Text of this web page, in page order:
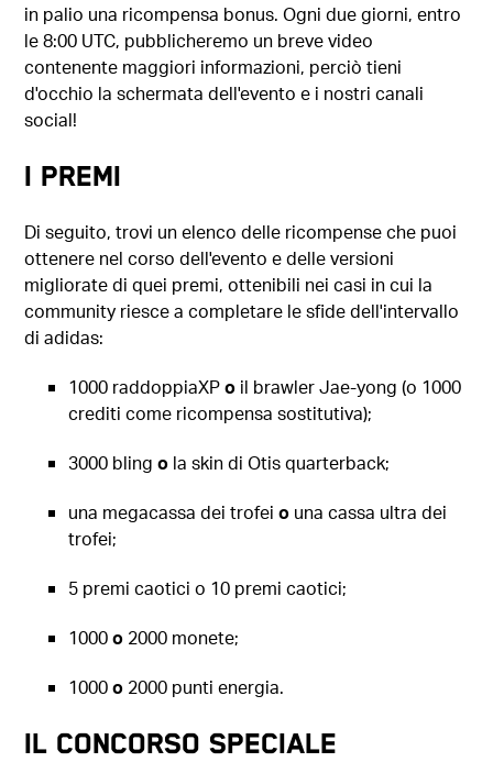
in palio una ricompensa bonus. Ogni due giorni, entro
le 8:00 UTC, pubblicheremo un breve video
contenente maggiori informazioni, perciò tieni
d'occhio la schermata dell'evento e i nostri canali
social!
I PREMI
Di seguito, trovi un elenco delle ricompense che puoi
ottenere nel corso dell'evento e delle versioni
migliorate di quei premi, ottenibili nei casi in cui la
community riesce a completare le sfide dell'intervallo
di adidas:
1000 raddoppiaXPo il brawler Jae-yong (o 1000
crediti come ricompensa sostitutiva);
3000 blingo la skin di Otis quarterback;
una megacassa dei trofeio una cassa ultra dei
trofei;
5 premi caotici o 10 premi caotici;
1000o 2000 monete;
1000o 2000 punti energia.
IL CONCORSO SPECIALE